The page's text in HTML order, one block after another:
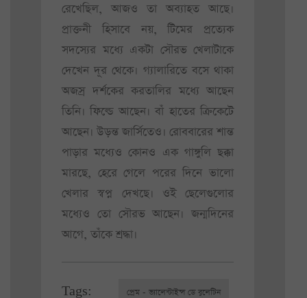
রেখেছিল, আজও তা অব্যাহত আছে।
প্রাক্তনী হিসাবে নয়, টিমের প্রত্যেক
সদস্যের মধ্যে একটা সৌরভ খেলাটাকে
দেখেন দূর থেকে। গ্যালারিতে বসে থাকা
অজস্র দর্শকের করতালির মধ্যে আছেন
তিনি। ফিল্ডে আছেন। বাঁ হাতের ক্রিকেটে
আছেন। উড়ন্ত জার্সিতেও। রোববারের শান্ত
পাড়ার মধ্যেও কোনও এক গাঙ্গুলি ছক্কা
মারছে, হেরে গেলে পরের দিনে ভালো
খেলার স্বপ্ন দেখছে। ওই ছেলেগুলোর
মধ্যেও তো সৌরভ আছেন। জন্মদিনের
আগে, তাঁকে শ্রদ্ধা।
Tags: প্রেম - ভ্যালেন্টাইন্স ডে বুলেটিন